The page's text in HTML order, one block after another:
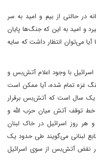
در حالتی از بیم و امید به سر
و امید به این که جنگ‌ها پایان
می‌توان انتظار داشت که سایه
با وجود اعلام آتش‌بس و
غزه تمام شده، آیا ممکن است
یک سال است که آتش‌بس برقرار
خط توقف آتش میان حزب الله و
هر روز اسرائیل در خاک لبنان
لبنانی می‌گویند طی حدود یک
گذشته حداقل ۵هزار بار نقض آتش‌بس از سوی اسرائیل